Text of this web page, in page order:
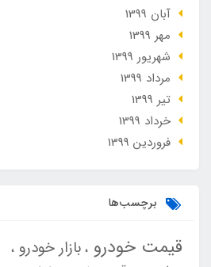
آبان 1399
مهر 1399
شهریور 1399
مرداد 1399
تير 1399
خرداد 1399
فروردین 1399
برچسب‌ها
قیمت خودرو بازار خودرو